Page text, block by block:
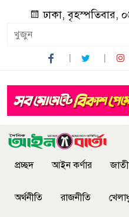
ঢাকা, বৃহস্পতিবার,
প্রচ্ছদ আইন কর্ণার
অর্থনীতি রাজনীতি